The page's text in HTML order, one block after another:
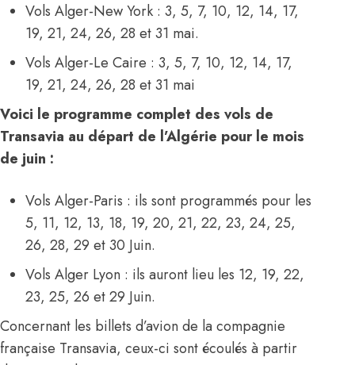
Vols Alger-New York : 3, 5, 7, 10, 12, 14, 17,
19, 21, 24, 26, 28 et 31 mai.
Vols Alger-Le Caire : 3, 5, 7, 10, 12, 14, 17,
19, 21, 24, 26, 28 et 31 mai
Voici le programme complet des vols de
Transavia au départ de l’Algérie pour le mois
de juin :
Vols Alger-Paris : ils sont programmés pour les
5, 11, 12, 13, 18, 19, 20, 21, 22, 23, 24, 25,
26, 28, 29 et 30 Juin.
Vols Alger Lyon : ils auront lieu les 12, 19, 22,
23, 25, 26 et 29 Juin.
Concernant les billets d’avion de la compagnie
française Transavia, ceux-ci sont écoulés à partir